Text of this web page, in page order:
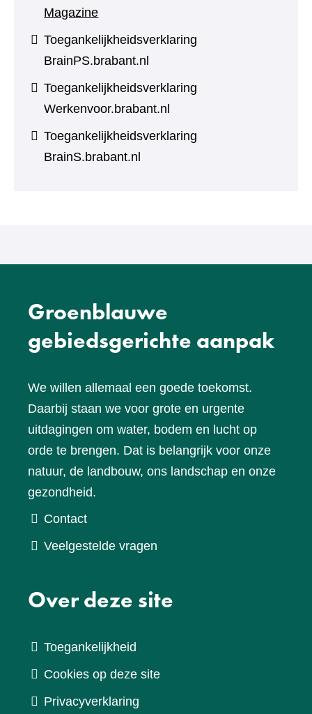
Magazine
Toegankelijkheidsverklaring
BrainPS.brabant.nl
Toegankelijkheidsverklaring
Werkenvoor.brabant.nl
Toegankelijkheidsverklaring
BrainS.brabant.nl
Groenblauwe
gebiedsgerichte aanpak
We willen allemaal een goede toekomst.
Daarbij staan we voor grote en urgente
uitdagingen om water, bodem en lucht op
orde te brengen. Dat is belangrijk voor onze
natuur, de landbouw, ons landschap en onze
gezondheid.
Contact
Veelgestelde vragen
Over deze site
Toegankelijkheid
Cookies op deze site
Privacyverklaring